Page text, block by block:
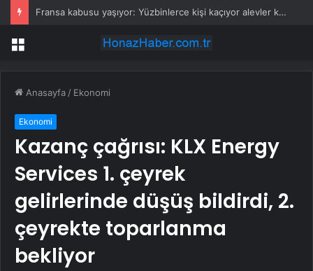
Fransa kabusu yaşıyor: Yüzbinlerce kişi kaçıyor alevler kovalıyor
Menü
Anasayfa / Ekonomi
Ekonomi
Kazanç çağrısı: KLX Energy
Services 1. çeyrek
gelirlerinde düşüş bildirdi, 2.
çeyrekte toparlanma
bekliyor